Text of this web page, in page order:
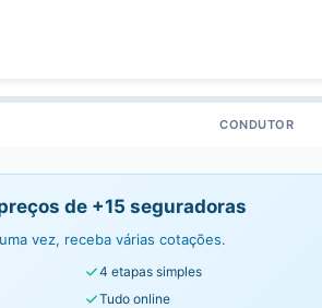
CONDUTOR
de +15 seguradoras
vez, receba várias cotações.
4 etapas simples
Tudo online